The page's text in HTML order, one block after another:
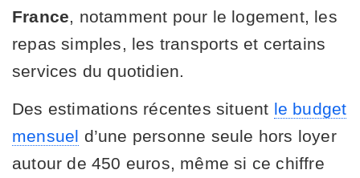
France, notamment pour le logement, les
repas simples, les transports et certains
services du quotidien.
Des estimations récentes situent le budget
mensuel d’une personne seule hors loyer
autour de 450 euros, même si ce chiffre